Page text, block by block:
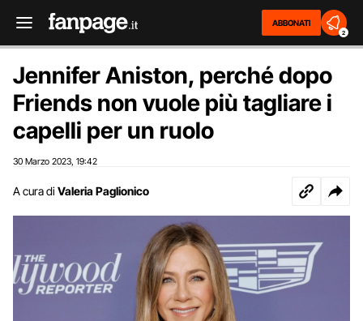
ABBONATI
2
Jennifer Aniston, perché dopo
Friends non vuole più tagliare i
capelli per un ruolo
30 Marzo 2023 19:42
A cura di Valeria Paglionico